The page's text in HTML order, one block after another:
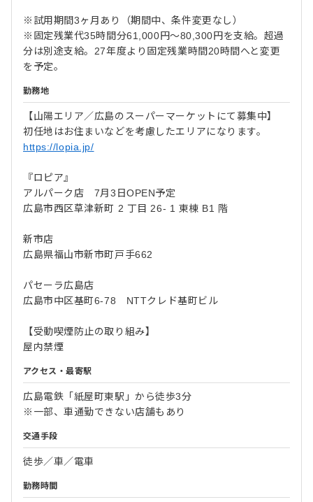
※試用期間3ヶ月あり（期間中、条件変更なし）
※固定残業代35時間分61,000円～80,300円を支給。超過
分は別途支給。27年度より固定残業時間20時間へと変更
を予定。
勤務地
【山陽エリア／広島のスーパーマーケットにて募集中】
初任地はお住まいなどを考慮したエリアになります。
https://lopia.jp/
『ロピア』
アルパーク店 7月3日OPEN予定
広島市西区草津新町 2 丁目 26- 1 東棟 B1 階
新市店
広島県福山市新市町戸手662
パセーラ広島店
広島市中区基町6-78 NTTクレド基町ビル
【受動喫煙防止の取り組み】
屋内禁煙
アクセス・最寄駅
広島電鉄「紙屋町東駅」から徒歩3分
※一部、車通勤できない店舗もあり
交通手段
徒歩／車／電車
勤務時間